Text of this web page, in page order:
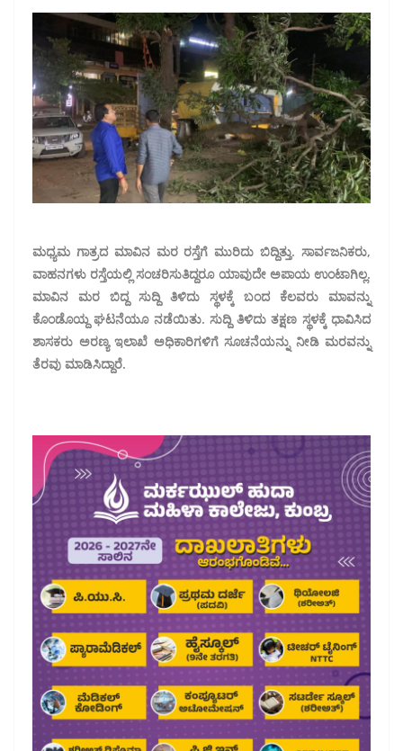
ಮಧ್ಯಮ ಗಾತ್ರದ ಮಾವಿನ ಮರ ರಸ್ತೆಗೆ ಮುರಿದು ಬಿದ್ದಿತ್ತು. ಸಾರ್ವಜನಿಕರು,
ವಾಹನಗಳು ರಸ್ತೆಯಲ್ಲಿ ಸಂಚರಿಸುತಿದ್ದರೂ ಯಾವುದೇ ಅಪಾಯ ಉಂಟಾಗಿಲ್ಲ.
ಮಾವಿನ ಮರ ಬಿದ್ದ ಸುದ್ದಿ ತಿಳಿದು ಸ್ಥಳಕ್ಕೆ ಬಂದ ಕೆಲವರು ಮಾವನ್ನು
ಕೊಂಡೊಯ್ದ ಘಟನೆಯೂ ನಡೆಯಿತು. ಸುದ್ದಿ ತಿಳಿದು ತಕ್ಷಣ ಸ್ಥಳಕ್ಕೆ ಧಾವಿಸಿದ
ಶಾಸಕರು ಅರಣ್ಯ ಇಲಾಖೆ ಅಧಿಕಾರಿಗಳಿಗೆ ಸೂಚನೆಯನ್ನು ನೀಡಿ ಮರವನ್ನು
ತೆರವು ಮಾಡಿಸಿದ್ದಾರೆ.